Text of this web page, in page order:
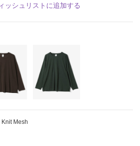
ッシュリストに追加する
Knit Mesh